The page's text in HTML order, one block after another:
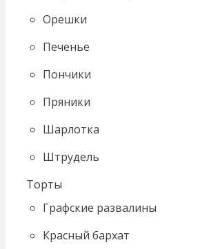
Орешки
Печенье
Пончики
Пряники
Шарлотка
Штрудель
Торты
Графские развалины
Красный бархат